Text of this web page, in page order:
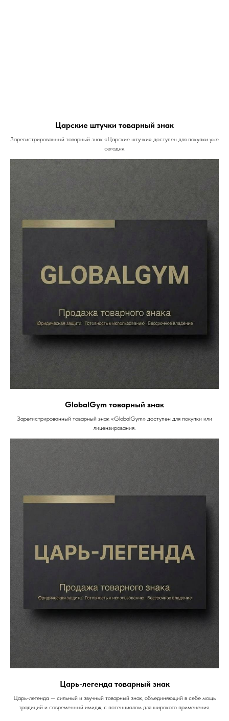
Царские штучки товарный знак
Зарегистрированный товарный знак «Царские штучки» доступен для покупки уже
сегодня.
GlobalGym товарный знак
Зарегистрированный товарный знак «GlobalGym» доступен для покупки или
лицензирования.
Царь-легенда товарный знак
Царь-легенда — сильный и звучный товарный знак, объединяющий в себе мощь
традиций и современный имидж, с потенциалом для широкого применения.